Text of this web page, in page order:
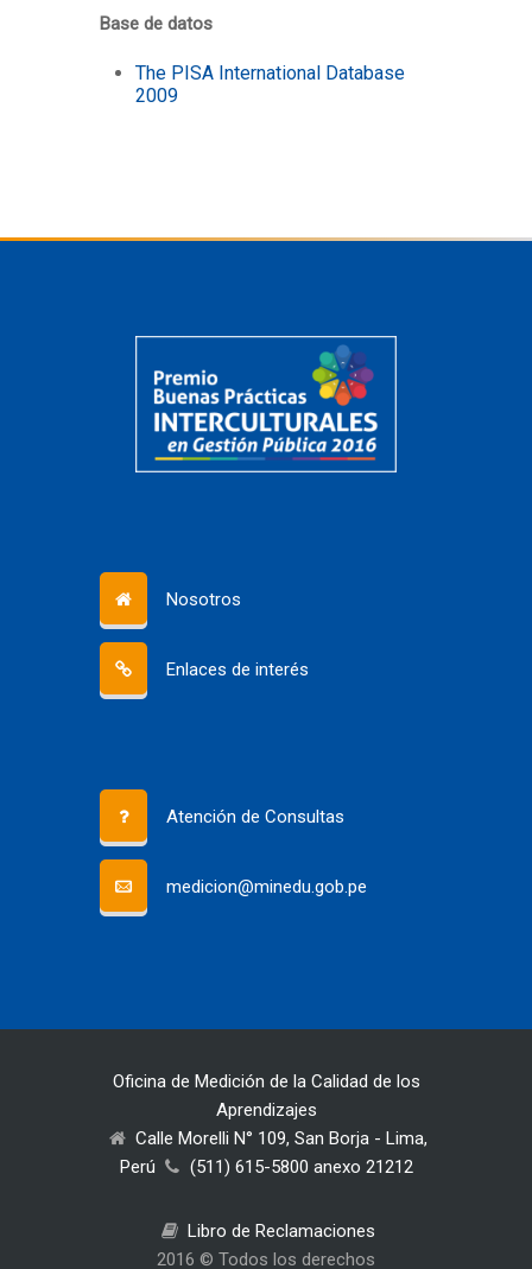
Base de datos
The PISA International Database
2009
Nosotros
Enlaces de interés
Atención de Consultas
medicion@minedu.gob.pe
Oficina de Medición de la Calidad de los
Aprendizajes
Calle Morelli N° 109, San Borja - Lima,
Perú
(511) 615-5800 anexo 21212
Libro de Reclamaciones
2016 © Todos los derechos